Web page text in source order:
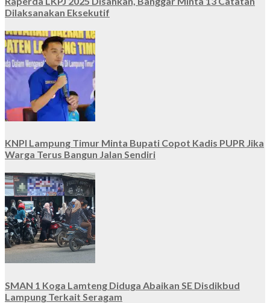
Dilaksanakan Eksekutif
KNPI Lampung Timur Minta Bupati Copot Kadis PUPR Jika
Warga Terus Bangun Jalan Sendiri
SMAN 1 Koga Lamteng Diduga Abaikan SE Disdikbud
Lampung Terkait Seragam